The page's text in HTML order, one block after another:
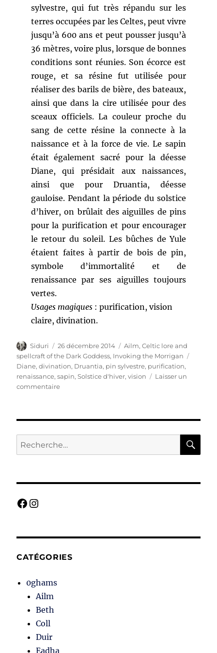
sylvestre, qui fut très répandu sur les
terres occupées par les Celtes, peut vivre
jusqu’à 600 ans et peut pousser jusqu’à
36 mètres, voire plus, lorsque de bonnes
conditions sont réunies. Son écorce est
rouge, et sa résine fut utilisée pour
réaliser des barils de bière, des bateaux,
ainsi que dans la cire utilisée pour des
sceaux officiels. La couleur proche du
sang de cette résine la connecte à la
naissance et à la force de vie. Le sapin
était également sacré pour la déesse
Diane, qui présidait aux naissances,
ainsi que pour Druantia, déesse
gauloise. Pendant la période du solstice
d’hiver, on brûlait des aiguilles de pins
pour la purification et pour encourager
le retour du soleil. Les bûches de Yule
étaient faites à partir de bois de pin,
symbole d’immortalité et de
renaissance par ses aiguilles toujours
vertes.
Usages magiques: purification, vision
claire, divination.
Auteur
Siduri
Publié
le
26 décembre 2014 Catégories
Ailm,Celtic lore and
spellcraft of the Dark Goddess, Invoking the Morrigan
Diane,divination, Druantia, pin sylvestre, purification,
renaissance,sapin,Solstice d'hiver,vision
Laisser un
commentairesur
ou
du
sapin
Recherche
pour :
Facebook
Instagram
CATÉGORIES
0ghams
Ailm
Beth
Coll
Duir
Eadha